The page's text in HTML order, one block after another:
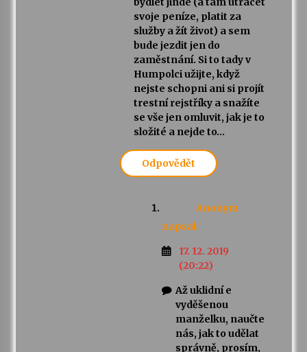
svoje peníze, platit za
služby a žít život) a sem
bude jezdit jen do
zaměstnání. Si to tady v
Humpolci užijte, když
nejste schopni ani si projít
trestní rejstříky a snažíte
se vše jen omluvit, jak je to
složité a nejde to…
Odpovědět
Anonym
napsal:
17. 12. 2019
(20:22)
Až uklidní e
vyděšenou
manželku, naučte
nás, jak to udělat
správně, prosím,